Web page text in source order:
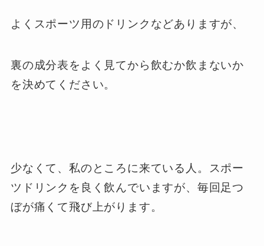
よくスポーツ用のドリンクなどありますが、
裏の成分表をよく見てから飲むか飲まないか
を決めてください。
少なくて、私のところに来ている人。スポー
ツドリンクを良く飲んでいますが、毎回足つ
ぼが痛くて飛び上がります。